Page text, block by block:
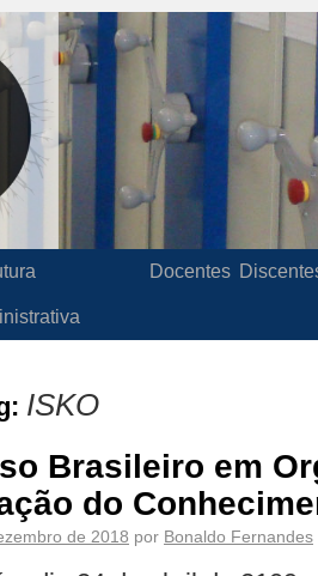
Docentes
ISKO
Brasileiro em
do
de 2018 por Bonaldo Fernandes